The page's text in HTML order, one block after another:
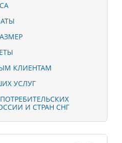
КЛИЕНТАМ
УСЛУГ
И СТРАН СНГ